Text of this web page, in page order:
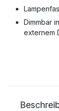
Dimmbar
externem